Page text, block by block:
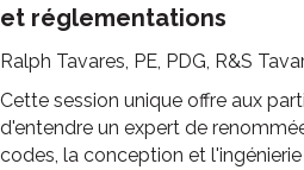
et réglementations
Ralph Tavares, PE, PDG, R&S
Cette session unique offre aux
d'entendre un expert de
codes, la conception et